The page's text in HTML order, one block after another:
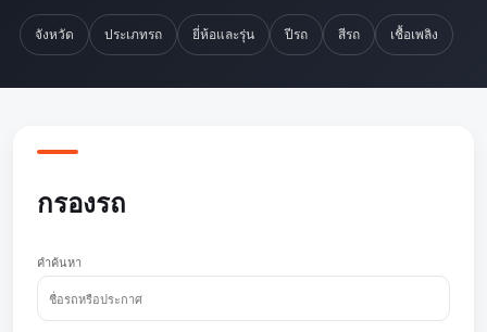
จังหวัด ประเภทรถ ยี่ห้อและรุ่น ปีรถ สีรถ เชื้อเพลิง
กรองรถ
คำค้นหา